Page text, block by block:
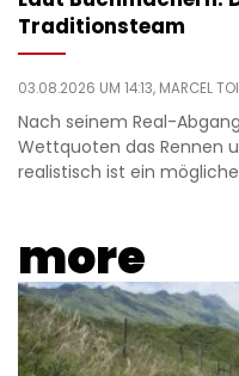
Traditionsteam
03.08.2026 UM 14:13, MARCEL
Nach seinem Real-
Wettquoten das Rennen
realistisch ist ein
more